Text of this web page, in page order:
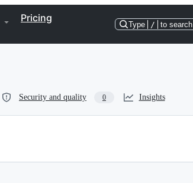
Pricing
Type / to search
Security and quality 0 Insights